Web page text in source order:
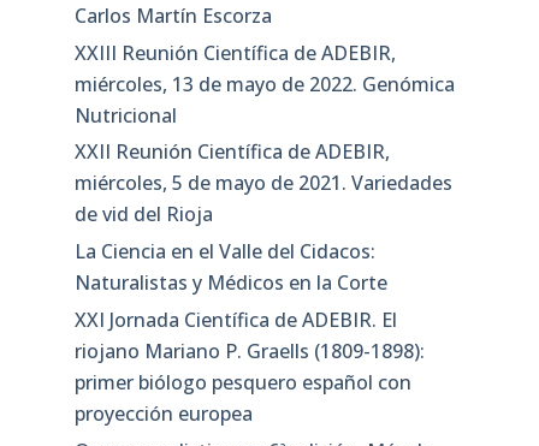
Carlos Martín Escorza
XXIII Reunión Científica de ADEBIR,
miércoles, 13 de mayo de 2022. Genómica
Nutricional
XXII Reunión Científica de ADEBIR,
miércoles, 5 de mayo de 2021. Variedades
de vid del Rioja
La Ciencia en el Valle del Cidacos:
Naturalistas y Médicos en la Corte
XXI Jornada Científica de ADEBIR. El
riojano Mariano P. Graells (1809-1898):
primer biólogo pesquero español con
proyección europea